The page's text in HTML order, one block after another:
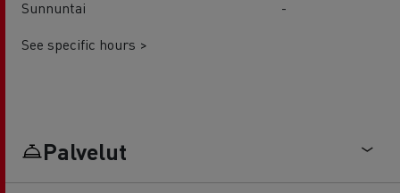
Sunnuntai
-
See specific hours >
Palvelut